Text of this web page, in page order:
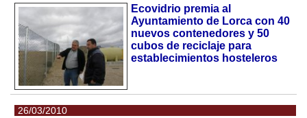
Ecovidrio premia al
Ayuntamiento de Lorca con 40
nuevos contenedores y 50
cubos de reciclaje para
establecimientos hosteleros
26/03/2010